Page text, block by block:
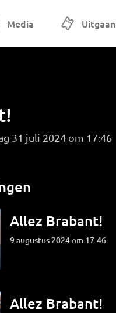
Media Uitgaan
31 juli 2024 om 17:46
Allez Brabant!
9 augustus 2024 om 17:46
Allez Brabant!